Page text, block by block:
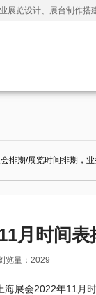
展览设计、展台制作搭
排期/展览时间排期，
月时间表
览量：2029
海展会2022年11